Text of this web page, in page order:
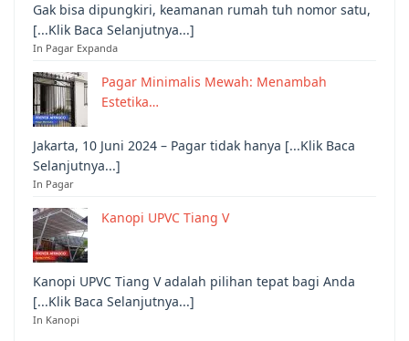
Gak bisa dipungkiri, keamanan rumah tuh nomor satu,
[...Klik Baca Selanjutnya...]
In Pagar Expanda
Pagar Minimalis Mewah: Menambah
Estetika…
Jakarta, 10 Juni 2024 – Pagar tidak hanya [...Klik Baca
Selanjutnya...]
In Pagar
Kanopi UPVC Tiang V
Kanopi UPVC Tiang V adalah pilihan tepat bagi Anda
[...Klik Baca Selanjutnya...]
In Kanopi